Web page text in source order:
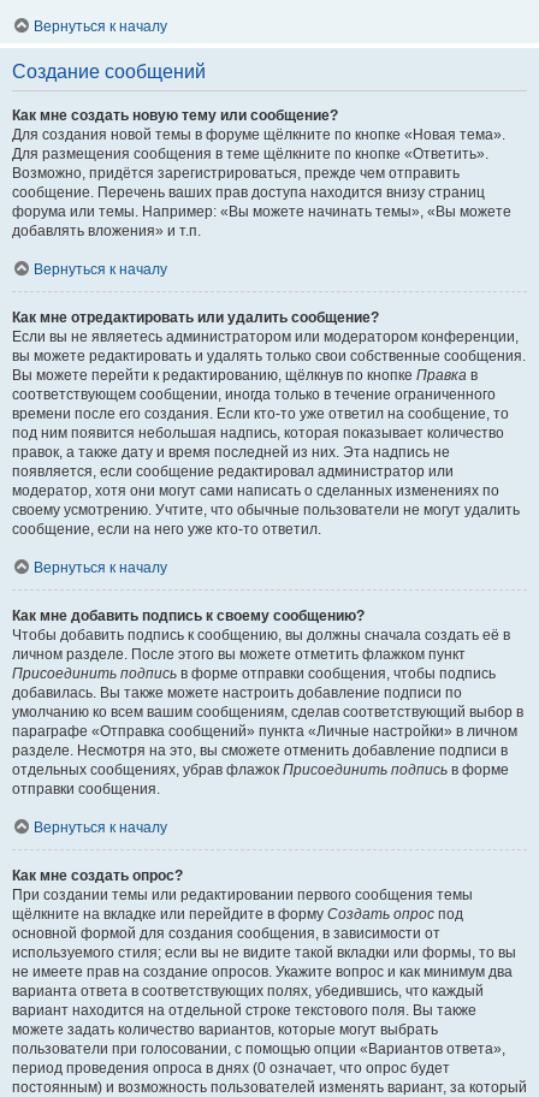
Вернуться к началу
Создание сообщений
Как мне создать новую тему или сообщение?
Для создания новой темы в форуме щёлкните по кнопке «Новая тема».
Для размещения сообщения в теме щёлкните по кнопке «Ответить».
Возможно, придётся зарегистрироваться, прежде чем отправить
сообщение. Перечень ваших прав доступа находится внизу страниц
форума или темы. Например: «Вы можете начинать темы», «Вы можете
добавлять вложения» и т.п.
Вернуться к началу
Как мне отредактировать или удалить сообщение?
Если вы не являетесь администратором или модератором конференции,
вы можете редактировать и удалять только свои собственные сообщения.
Вы можете перейти к редактированию, щёлкнув по кнопке Правка в
соответствующем сообщении, иногда только в течение ограниченного
времени после его создания. Если кто-то уже ответил на сообщение, то
под ним появится небольшая надпись, которая показывает количество
правок, а также дату и время последней из них. Эта надпись не
появляется, если сообщение редактировал администратор или
модератор, хотя они могут сами написать о сделанных изменениях по
своему усмотрению. Учтите, что обычные пользователи не могут удалить
сообщение, если на него уже кто-то ответил.
Вернуться к началу
Как мне добавить подпись к своему сообщению?
Чтобы добавить подпись к сообщению, вы должны сначала создать её в
личном разделе. После этого вы можете отметить флажком пункт
Присоединить подпись в форме отправки сообщения, чтобы подпись
добавилась. Вы также можете настроить добавление подписи по
умолчанию ко всем вашим сообщениям, сделав соответствующий выбор в
параграфе «Отправка сообщений» пункта «Личные настройки» в личном
разделе. Несмотря на это, вы сможете отменить добавление подписи в
отдельных сообщениях, убрав флажок Присоединить подпись в форме
отправки сообщения.
Вернуться к началу
Как мне создать опрос?
При создании темы или редактировании первого сообщения темы
щёлкните на вкладке или перейдите в форму Создать опрос под
основной формой для создания сообщения, в зависимости от
используемого стиля; если вы не видите такой вкладки или формы, то вы
не имеете прав на создание опросов. Укажите вопрос и как минимум два
варианта ответа в соответствующих полях, убедившись, что каждый
вариант находится на отдельной строке текстового поля. Вы также
можете задать количество вариантов, которые могут выбрать
пользователи при голосовании, с помощью опции «Вариантов ответа»,
период проведения опроса в днях (0 означает, что опрос будет
постоянным) и возможность пользователей изменять вариант, за который